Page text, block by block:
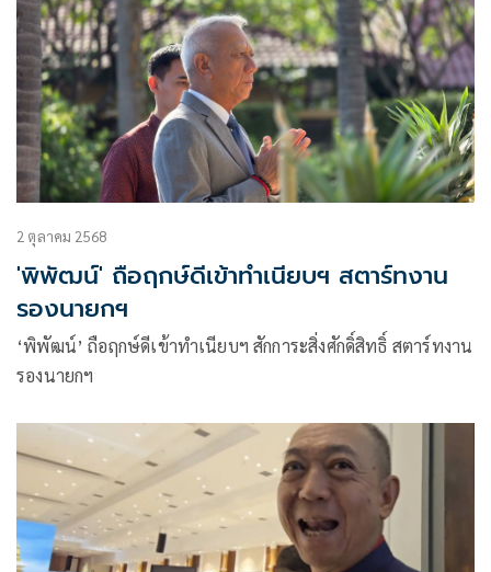
2 ตุลาคม 2568
'พิพัฒน์' ถือฤกษ์ดีเข้าทำเนียบฯ สตาร์ทงาน
รองนายกฯ
‘พิพัฒน์’ ถือฤกษ์ดีเข้าทำเนียบฯ สักการะสิ่งศักดิ์สิทธิ์ สตาร์ทงาน
รองนายกฯ